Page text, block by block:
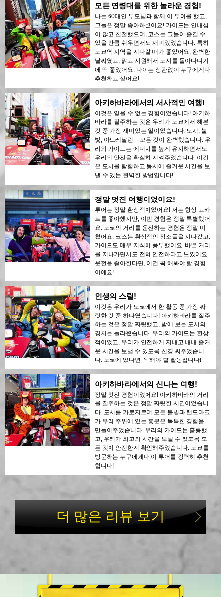
모든 연령대를 위한 놀라운 경험!
나는 60대인 부모님과 함께 이 투어를 했고,
그들은 정말 좋아하셨어요! 가이드는 인내심
이 많고 친절했으며, 코스는 그들이 즐길 수
있을 만큼 쉬우면서도 재미있었습니다. 특히
도쿄역 지역을 지나갈 때가 좋았어요. 완벽한
날씨였고, 맑고 시원해서 도시를 돌아다니기
에 딱 좋았어요. 나이는 상관없이 누구에게나
추천하고 싶어요!
아키하바라에서의 서사적인 여행!
이것은 잊을 수 없는 경험이었습니다! 아키하
바라를 질주하는 것은 우리가 도쿄에서 해본
것 중 가장 재미있는 일이었습니다. 도시, 불
빛, 아드레날린 – 모든 것이 완벽했습니다. 우
리의 가이드는 에너지를 높게 유지하면서도
우리의 안전을 확실히 지켜주었습니다. 이것
은 도시를 탐험하고 동시에 즐거운 시간을 보
낼 수 있는 완벽한 방법입니다!
정말 멋진 여행이었어요!
투어는 정말 환상적이었어요! 저는 항상 고카
트를 좋아했지만, 이번 경험은 정말 특별했어
요. 도쿄의 거리를 운전하는 경험은 정말 미
쳤어요. 코스는 환상적인 장소들을 지나갔고,
가이드도 매우 지식이 풍부했어요. 바쁜 거리
를 지나가면서도 전혀 안전하다고 느꼈어요.
운전을 좋아한다면, 이건 꼭 해봐야 할 경험
이에요!
인생의 스릴!
이것은 우리가 도쿄에서 한 활동 중 가장 짜
릿한 것 중 하나였습니다! 아키하바라를 질주
하는 것은 정말 짜릿했고, 밤에 보는 도시의
경치는 놀라웠습니다. 우리의 가이드는 환상
적이었고, 우리가 안전하게 지내고 내내 즐거
운 시간을 보낼 수 있도록 신경 써주었습니
다. 도쿄에 있다면 꼭 해야 할 활동입니다!
아키하바라에서의 신나는 여행!
정말 멋진 경험이었어요! 아키하바라의 거리
를 질주하는 것은 정말 짜릿한 시간이었습니
다. 도시를 가로지르며 모든 불빛과 랜드마크
가 우리 주위에 있는 흥분은 독특한 경험을
만들어주었습니다. 우리의 가이드는 훌륭했
고, 우리가 최고의 시간을 보낼 수 있도록 모
든 것이 안전한지 확인해주었습니다. 도쿄를
방문하는 누구에게나 이 투어를 강력히 추천
합니다!
더 많은 리뷰 보기